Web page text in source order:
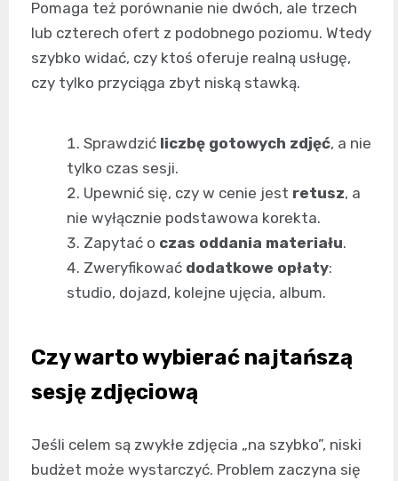
Pomaga też porównanie nie dwóch, ale trzech
lub czterech ofert z podobnego poziomu. Wtedy
szybko widać, czy ktoś oferuje realną usługę,
czy tylko przyciąga zbyt niską stawką.
Sprawdzić liczbę gotowych zdjęć, a nie
tylko czas sesji.
Upewnić się, czy w cenie jest retusz, a
nie wyłącznie podstawowa korekta.
Zapytać o czas oddania materiału.
Zweryfikować dodatkowe opłaty:
studio, dojazd, kolejne ujęcia, album.
Czy warto wybierać najtańszą
sesję zdjęciową
Jeśli celem są zwykłe zdjęcia „na szybko”, niski
budżet może wystarczyć. Problem zaczyna się